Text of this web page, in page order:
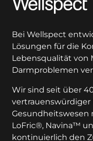
Bei Wellspect
Lösungen für die
Lebensqualität von
Darmproblemen
Wir sind seit über
LoFric®, Navina™
kontinuierlich den